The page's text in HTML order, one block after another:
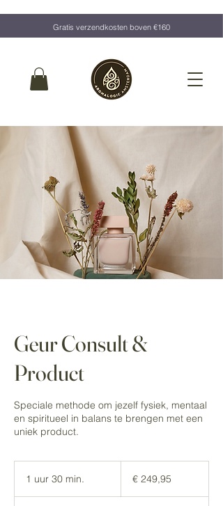
Gratis verzendkosten boven €160
Geur Consult &
Product
Speciale methode om jezelf fysiek, mentaal
en spiritueel in balans te brengen met een
uniek product.
1 uur 30 min. € 249,95